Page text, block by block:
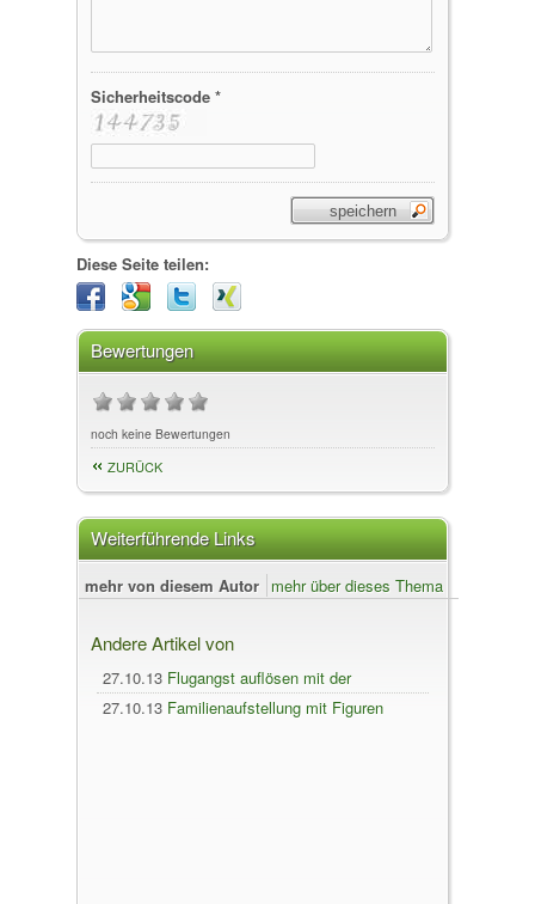
Sicherheitscode *
Diese Seite teilen:
Bewertungen
noch keine Bewertungen
ZURÜCK
Weiterführende Links
mehr von diesem Autor mehr über dieses Thema
Andere Artikel von
27.10.13 Flugangst auflösen mit der
Klopfakupressur (EFT)
27.10.13 Familienaufstellung mit Figuren